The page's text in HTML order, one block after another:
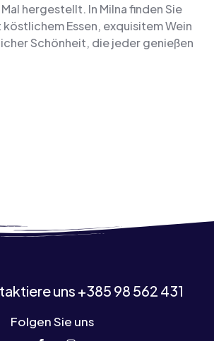
hergestellt. In Milna finden Sie
Essen, exquisitem Wein
Schönheit, die jeder genießen
uns +385 98 562 431
Folgen Sie uns